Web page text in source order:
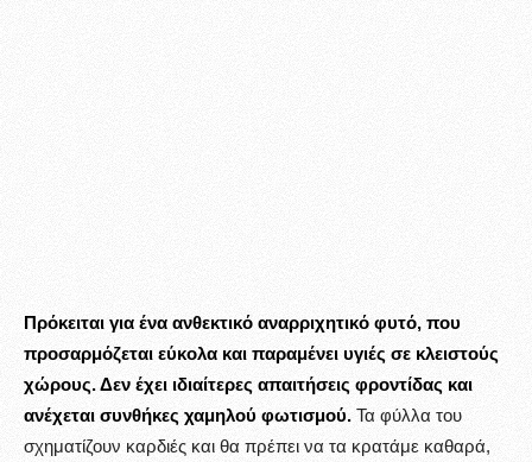
Πρόκειται για ένα ανθεκτικό αναρριχητικό φυτό, που
προσαρμόζεται εύκολα και παραμένει υγιές σε κλειστούς
χώρους. Δεν έχει ιδιαίτερες απαιτήσεις φροντίδας και
ανέχεται συνθήκες χαμηλού φωτισμού. Τα φύλλα του
σχηματίζουν καρδιές και θα πρέπει να τα κρατάμε καθαρά,